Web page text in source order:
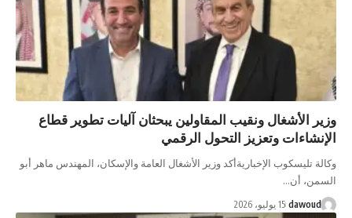
وزير الأشغال ونقيب المقاولين يبحثان آليات تطوير قطاع
الإنشاءات وتعزيز التحول الرقمي
وكالة تليسكوب الإخباريةأكد وزير الأشغال العامة والإسكان، المهندس ماهر أبو
السمن، أن…
dawoud 15 يوليو، 2026